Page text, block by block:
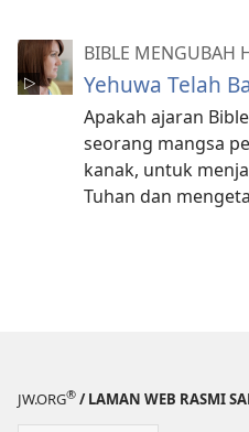
BIBLE MENGUBAH
Yehuwa Telah
Apakah ajaran
seorang mangsa
kanak, untuk
Tuhan dan
JW.ORG® / LAMAN WEB RASMI